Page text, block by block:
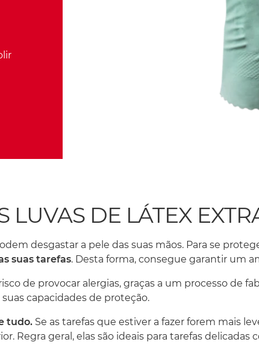
DE LÁTEX
desgastar a pele das suas mãos. Para se
suas tarefas. Desta forma, consegue garantir um
de provocar alergias, graças a um processo de
capacidades de proteção.
tudo. Se as tarefas que estiver a fazer forem mais
Regra geral, elas são ideais para tarefas delicadas